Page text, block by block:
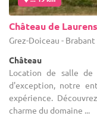
Château de
Grez-Doiceau -
Château
Location de salle
d'exception, notre
expérience.
charme du domaine ...